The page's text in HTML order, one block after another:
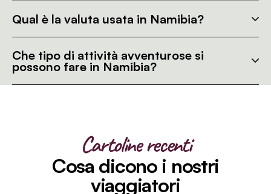
Qual è la valuta usata in Namibia?
Che tipo di attività avventurose si
possono fare in Namibia?
Cartoline recenti
Cosa dicono i nostri
viaggiatori